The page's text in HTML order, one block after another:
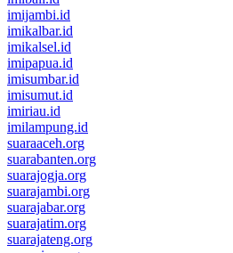
imijambi.id
imikalbar.id
imikalsel.id
imipapua.id
imisumbar.id
imisumut.id
imiriau.id
imilampung.id
suaraaceh.org
suarabanten.org
suarajogja.org
suarajambi.org
suarajabar.org
suarajatim.org
suarajateng.org